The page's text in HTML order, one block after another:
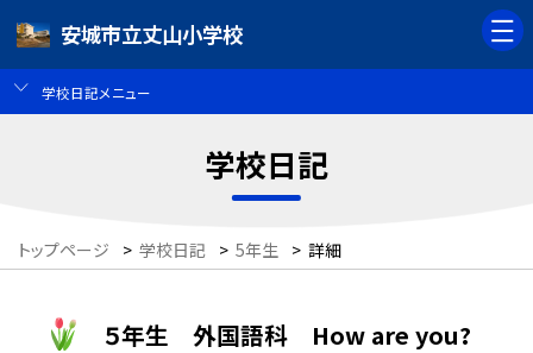
安城市立丈山小学校
学校日記メニュー
学校日記
トップページ > 学校日記 > 5年生 > 詳細
５年生 外国語科 How are you?